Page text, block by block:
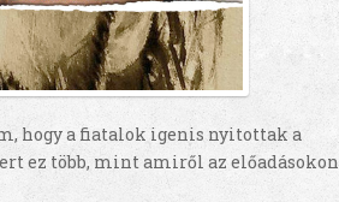
hogy a fiatalok igenis nyitottak a
ez több, mint amiről az előadásokon